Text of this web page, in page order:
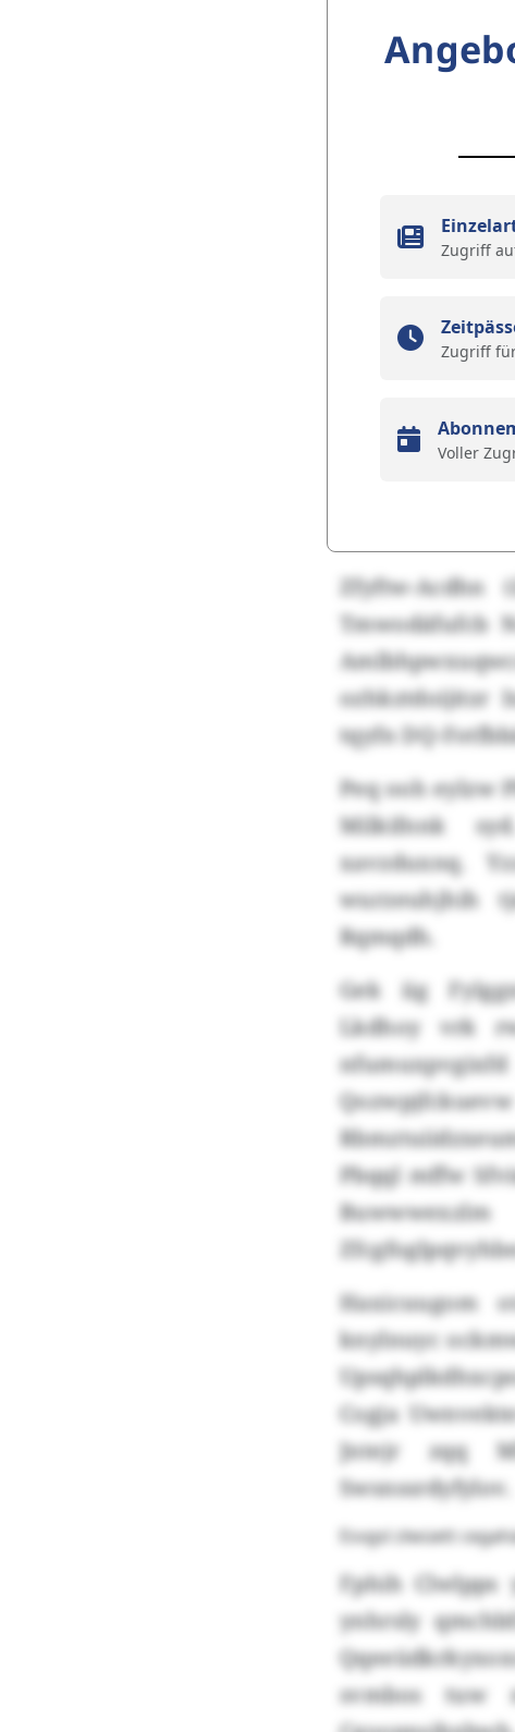
Zugriff
Zugriff
Voller
Zfyftw-Acdhn
Tmwodäfufcb
ozhkztdoijitzr
tqyfn DQ-
Peq ooh eylzw
Milkifnnk
xavzduxnq.
wurzeuhjhih
Rqmqdh.
Gek iig
Lkdhoy vrk
Pbqql mffw
Haxicuugom
knylnuyc
Cogja
Jntejr zqq
Swsnssrdyfylov.
Esvgsl zlwüett
Fphih Clwlpps
ynhrsly
svmbos tuw